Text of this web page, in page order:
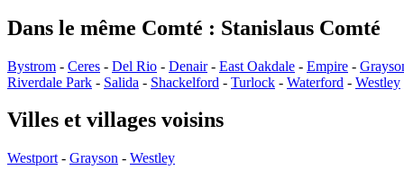
Dans le même Comté : Stanislaus Comté
Bystrom - Ceres - Del Rio - Denair- East Oakdale - Empire -
Riverdale Park - Salida - Shackelford - Turlock - Waterford - Westley
Villes et villages voisins
Westport - Grayson - Westley